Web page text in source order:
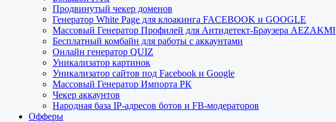
Продвинутый чекер доменов
Генератор White Page для клоакинга FACEBOOK и GOOGLE
Массовый Генератор Профилей для Антидетект-Браузера AEZAKMI
Бесплатный комбайн для работы с аккаунтами
Онлайн генератор QUIZ
Уникализатор картинок
Уникализатор сайтов под Facebook и Google
Массовый Генератор Импорта РК
Чекер аккаунтов
Народная база IP-адресов ботов и FB-модераторов
Офферы